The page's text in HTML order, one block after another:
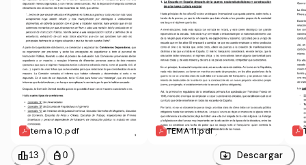
tema 10.pdf TEMA 11.pdf
leaderboard13 personal_bag 0 Descargar